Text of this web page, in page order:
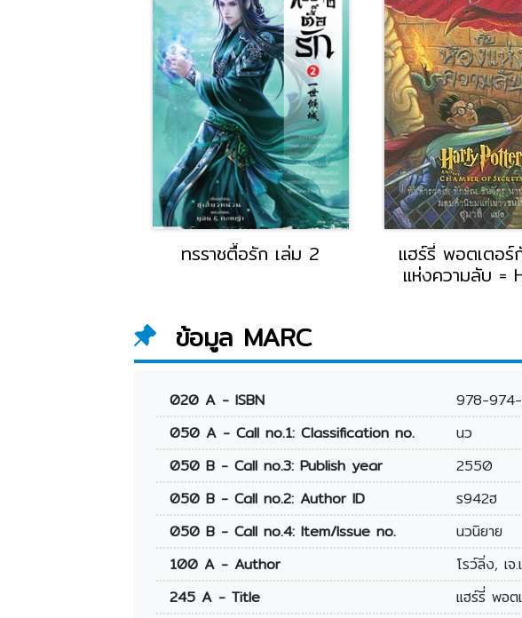
ทรราชตื๊อรัก เล่ม 2 แฮร์รี่ พอตเตอร์
แห่งความลับ =
Chamber of
ข้อมูล MARC
020 A - ISBN
978-
050 A - Call no.1: Classification no.
นว
050 B - Call no.3: Publish year
2550
050 B - Call no.2: Author ID
ร942ฮ
050 B - Call no.4: Item/Issue no.
นวนิยาย
100 A - Author
โรว์ลิ่ง, เจ.
245 A - Title
แฮร์รี่ พอ